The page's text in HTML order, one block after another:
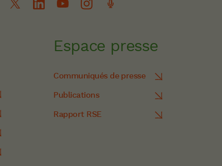
Espace presse
Communiqués de presse
Publications
Rapport RSE